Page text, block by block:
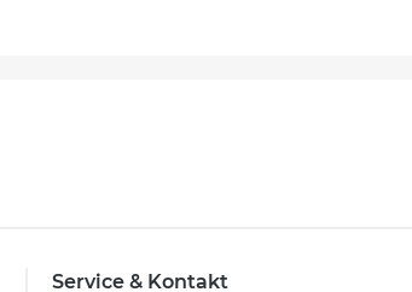
Service & Kontakt